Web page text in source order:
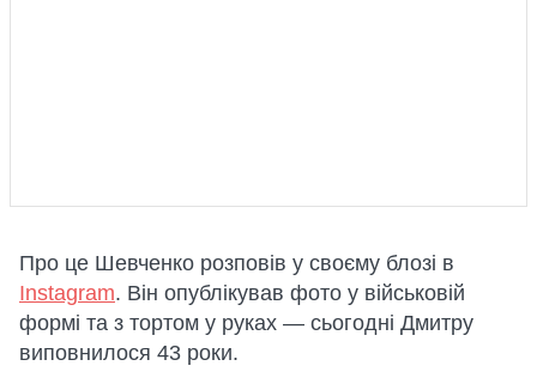
Про це Шевченко розповів у своєму блозі в
Instagram. Він опублікував фото у військовій
формі та з тортом у руках — сьогодні Дмитру
виповнилося 43 роки.